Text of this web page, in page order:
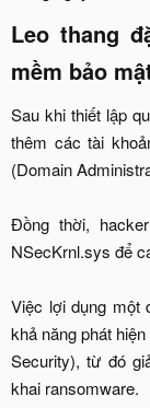
Leo thang
mềm bảo
Sau khi thiết lập
thêm các tài
(Domain
Đồng thời,
NSecKrnl.sys để
Việc lợi dụng một
khả năng phát
Security), từ đó
khai ransomware.​